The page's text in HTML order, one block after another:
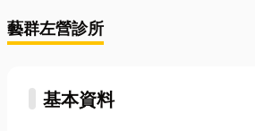
藝群左營診所
基本資料